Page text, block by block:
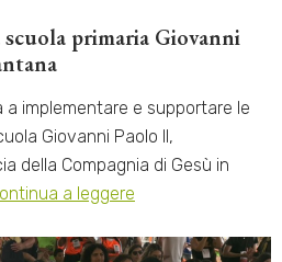
primaria Giovanni
a implementare e supportare le
Giovanni Paolo II,
della Compagnia di Gesù in
a leggere